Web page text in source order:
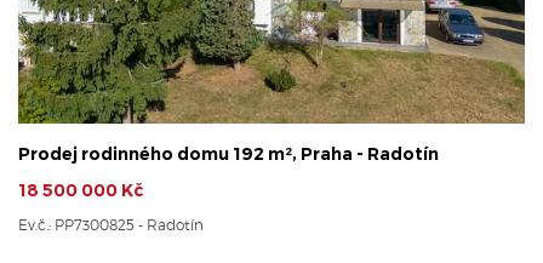
Prodej rodinného domu 192 m², Praha - Radotín
18 500 000 Kč
Ev.č.: PP7300825 - Radotín